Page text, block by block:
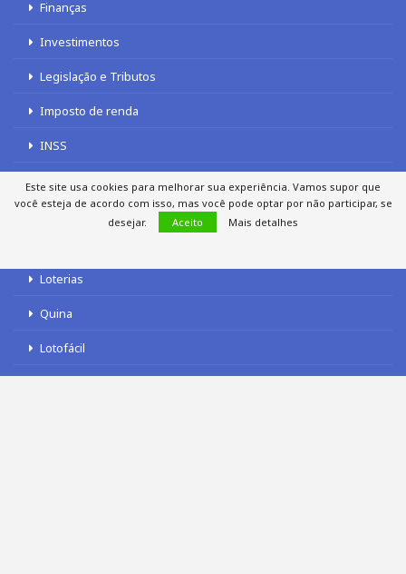
Finanças
Investimentos
Legislação e Tributos
Imposto de renda
INSS
LOTERIAS
Loterias
Quina
Lotofácil
Este site usa cookies para melhorar sua experiência. Vamos supor que
você esteja de acordo com isso, mas você pode optar por não participar, se
desejar.
Aceito Mais detalhes